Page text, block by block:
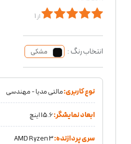
از 1
انتخاب رنگ : مشکی
نوع کاربری:مالتی مدیا - مهندسی
ابعاد نمایشگر:15.6 اینچ
سری پردازنده:AMD Ryzen 3